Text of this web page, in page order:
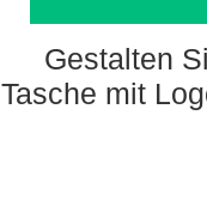
Gestalten
Tasche mit